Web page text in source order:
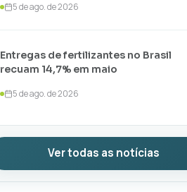
5 de ago. de 2026
Entregas de fertilizantes no Brasil
recuam 14,7% em maio
5 de ago. de 2026
Ver todas as notícias